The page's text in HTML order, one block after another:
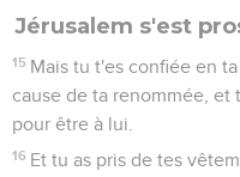
Jérusalem s'est
15 Mais tu t'es confiée en
cause de ta renommée, et
pour être à lui.
16 Et tu as pris de tes